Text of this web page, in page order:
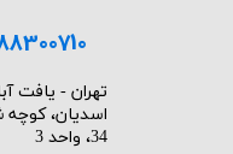
​تهران - یافت
اسدیان،
34، واحد 3